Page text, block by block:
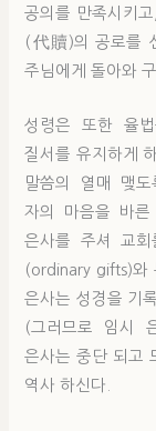
공의를 만족시키
(代贖)의 공로를
주님에게 돌아와
성령은 또한 율
질서를 유지하게
말씀의 열매 맺
자의 마음을 바
은사를 주셔 교회
(ordinary gifts)와
은사는 성경을 기
(그러므로 임시
은사는 중단 되고
역사 하신다.